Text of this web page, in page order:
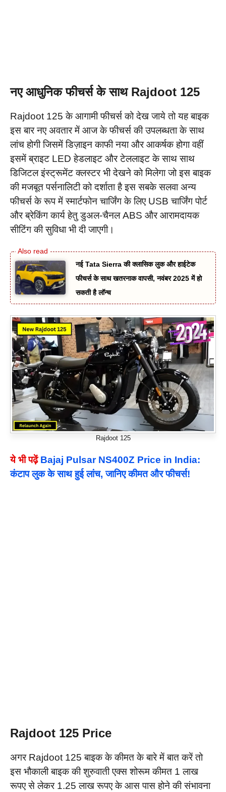
नए आधुनिक फीचर्स के साथ Rajdoot 125
Rajdoot 125 के आगामी फीचर्स को देख जाये तो यह बाइक
इस बार नए अवतार में आज के फीचर्स की उपलब्धता के साथ
लांच होगी जिसमें डिज़ाइन काफी नया और आकर्षक होगा वहीं
इसमें ब्राइट LED हेडलाइट और टेललाइट के साथ साथ
डिजिटल इंस्ट्रूमेंट क्लस्टर भी देखने को मिलेगा जो इस बाइक
की मजबूत पर्सनालिटी को दर्शाता है इस सबके सलवा अन्य
फीचर्स के रूप में स्मार्टफोन चार्जिंग के लिए USB चार्जिंग पोर्ट
और ब्रेकिंग कार्य हेतु डुअल-चैनल ABS और आरामदायक
सीटिंग की सुविधा भी दी जाएगी।
नई Tata Sierra की क्लासिक लुक और हाईटेक
फीचर्स के साथ खतरनाक वापसी, नवंबर 2025 में हो
सकती है लॉन्च
Rajdoot 125
ये भी पढ़ें Bajaj Pulsar NS400Z Price in India:
कंटाप लुक के साथ हुई लांच, जानिए कीमत और फीचर्स!
Rajdoot 125 Price
अगर Rajdoot 125 बाइक के कीमत के बारे में बात करें तो
इस भौकाली बाइक की शुरुवाती एक्स शोरूम कीमत 1 लाख
रूपए से लेकर 1.25 लाख रूपए के आस पास होने की संभावना